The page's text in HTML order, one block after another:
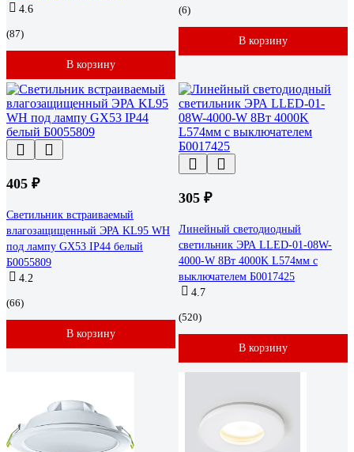
4.6
(87)
В корзину
(6)
В корзину
405 ₽
Светильник встраиваемый
влагозащищенный ЭРА KL95 WH
под лампу GX53 IP44 белый
Б0055809
4.2
(66)
В корзину
305 ₽
Линейный светодиодный
светильник ЭРА LLED-01-08W-
4000-W 8Вт 4000K L574мм с
выключателем Б0017425
4.7
(520)
В корзину